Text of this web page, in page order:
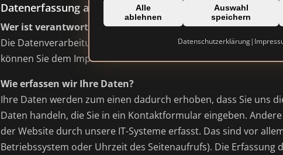
Alle
ablehnen
Auswahl
speichern
Datenschutzerklärung|
Datenerfassung auf dieser Website
Wer ist verantwortlich für die Datenerfassung auf dieser
Die Datenverarbeitung auf dieser Website erfolgt durch den
können Sie dem Impressum dieser Website entnehmen.
Wie erfassen wir Ihre Daten?
Ihre Daten werden zum einen dadurch erhoben, dass Sie uns
Daten handeln, die Sie in ein Kontaktformular eingeben.
der Website durch unsere IT-Systeme erfasst. Das sind vor
Betriebssystem oder Uhrzeit des Seitenaufrufs). Die